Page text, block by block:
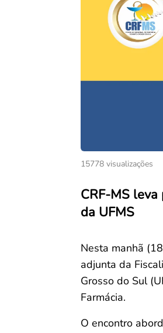
15778 visualizações
CRF-MS
da UFMS
Nesta manhã
adjunta da
Grosso do Sul
Farmácia.
O encontro